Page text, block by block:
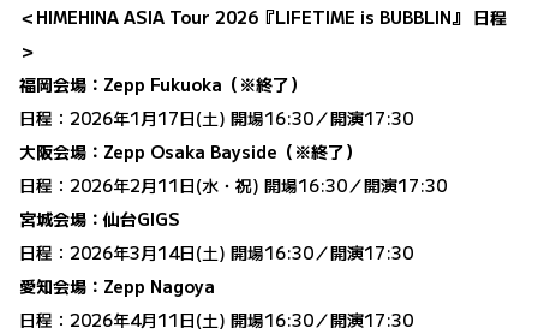
＜HIMEHINA ASIA Tour 2026『LIFETIME is BUBBLIN』 日程
＞
福岡会場：Zepp Fukuoka（※終了）
日程：2026年1月17日(土) 開場16:30／開演17:30
大阪会場：Zepp Osaka Bayside（※終了）
日程：2026年2月11日(水・祝) 開場16:30／開演17:30
宮城会場：仙台GIGS
日程：2026年3月14日(土) 開場16:30／開演17:30
愛知会場：Zepp Nagoya
日程：2026年4月11日(土) 開場16:30／開演17:30